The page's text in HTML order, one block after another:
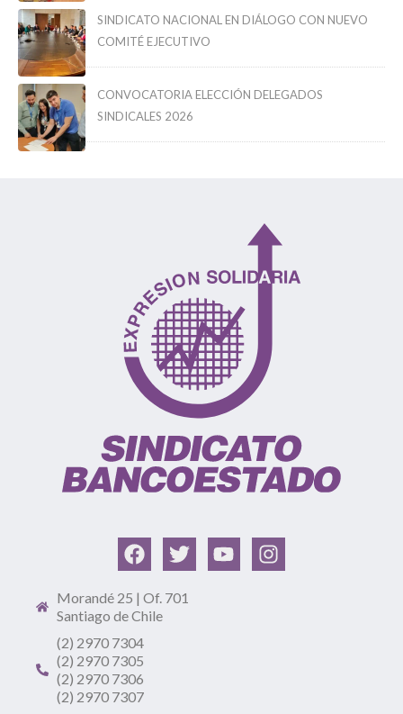
SINDICATO NACIONAL EN DIÁLOGO CON NUEVO
COMITÉ EJECUTIVO
CONVOCATORIA ELECCIÓN DELEGADOS
SINDICALES 2026
Morandé 25 | Of. 701
Santiago de Chile
(2) 2970 7304
(2) 2970 7305
(2) 2970 7306
(2) 2970 7307